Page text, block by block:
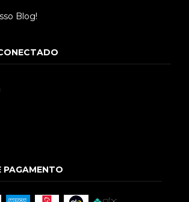
Blog!
PAGAMENTO